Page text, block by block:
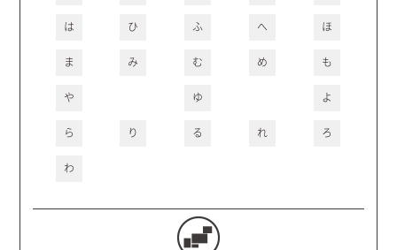
は ひ ふ へ ほ
ま み む め も
や ゆ よ
ら り る れ ろ
わ